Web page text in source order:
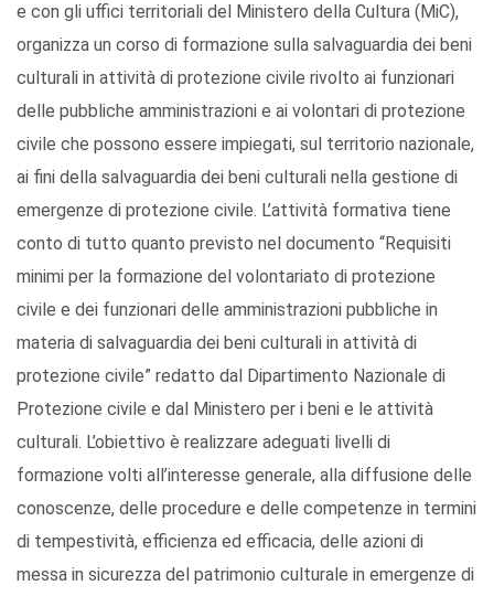
e con gli uffici territoriali del Ministero della Cultura (MiC),
organizza un corso di formazione sulla salvaguardia dei beni
culturali in attività di protezione civile rivolto ai funzionari
delle pubbliche amministrazioni e ai volontari di protezione
civile che possono essere impiegati, sul territorio nazionale,
ai fini della salvaguardia dei beni culturali nella gestione di
emergenze di protezione civile. L’attività formativa tiene
conto di tutto quanto previsto nel documento “Requisiti
minimi per la formazione del volontariato di protezione
civile e dei funzionari delle amministrazioni pubbliche in
materia di salvaguardia dei beni culturali in attività di
protezione civile” redatto dal Dipartimento Nazionale di
Protezione civile e dal Ministero per i beni e le attività
culturali. L’obiettivo è realizzare adeguati livelli di
formazione volti all’interesse generale, alla diffusione delle
conoscenze, delle procedure e delle competenze in termini
di tempestività, efficienza ed efficacia, delle azioni di
messa in sicurezza del patrimonio culturale in emergenze di